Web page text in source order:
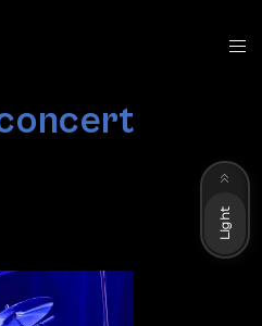
Light
Dark